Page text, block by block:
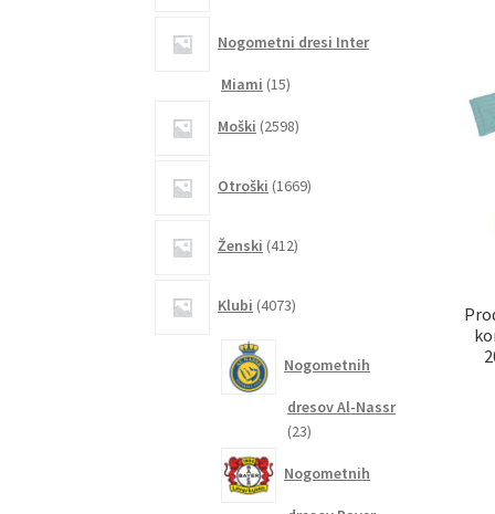
Nogometni dresi Inter
Miami 1515
Moški 2598izdelkov
Otroški 1669izdelkov
Ženski 412izdelkov
Klubi 4073izdelkov
Nogometnih
dresov Al-Nassr
2323
Nogometnih